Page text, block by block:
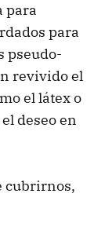
para
para
pseudo-
revivido el
el látex o
deseo en
cubrirnos,